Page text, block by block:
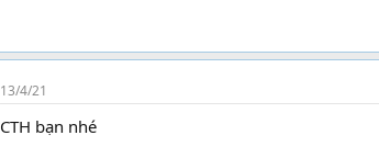
13/4/21
CTH bạn nhé